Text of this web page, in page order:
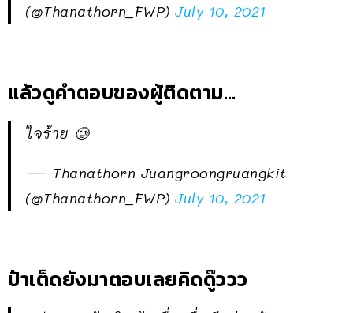
(@Thanathorn_FWP) July 10, 2021
แล้วดูคำตอบของผู้ติดตาม…
ใจร้าย 🥲
— Thanathorn Juangroongruangkit
(@Thanathorn_FWP) July 10, 2021
ป๋าเต็ดยังมาตอบเลยคิดดู๊ววว